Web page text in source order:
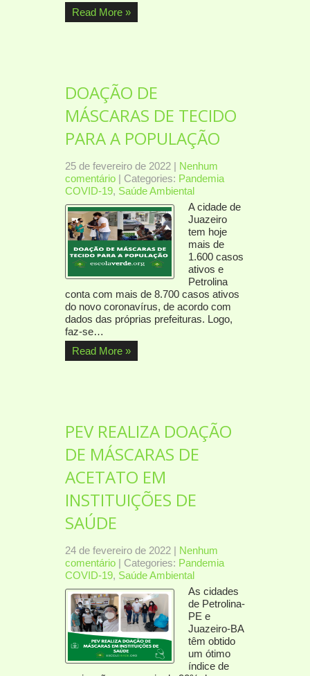
Read More »
DOAÇÃO DE
MÁSCARAS DE TECIDO
PARA A POPULAÇÃO
25 de fevereiro de 2022 | Nenhum
comentário | Categories: Pandemia
COVID-19, Saúde Ambiental
A cidade de
Juazeiro
tem hoje
mais de
1.600 casos
ativos e
Petrolina
conta com mais de 8.700 casos ativos
do novo coronavírus, de acordo com
dados das próprias prefeituras. Logo,
faz-se…
Read More »
PEV REALIZA DOAÇÃO
DE MÁSCARAS DE
ACETATO EM
INSTITUIÇÕES DE
SAÚDE
24 de fevereiro de 2022 | Nenhum
comentário | Categories: Pandemia
COVID-19, Saúde Ambiental
As cidades
de Petrolina-
PE e
Juazeiro-BA
têm obtido
um ótimo
índice de